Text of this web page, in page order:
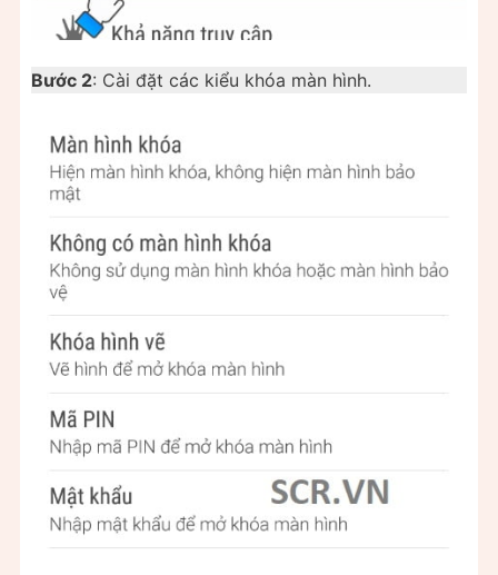
Bước 2: Cài đặt các kiểu khóa màn hình.